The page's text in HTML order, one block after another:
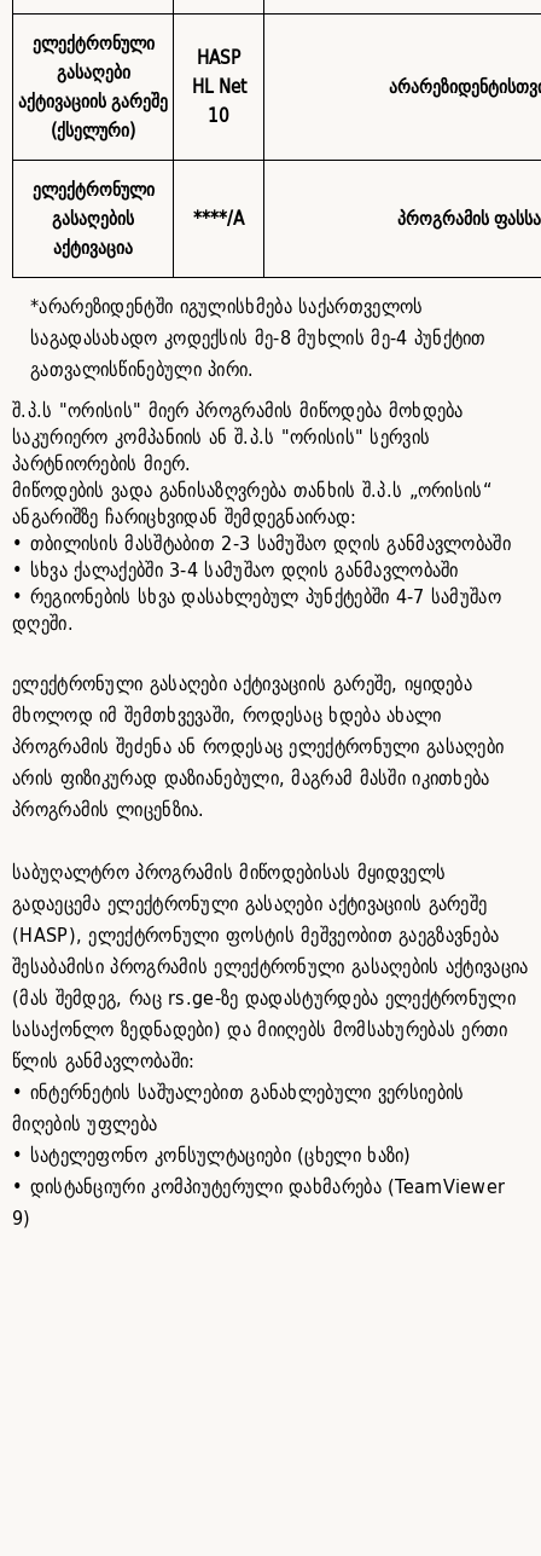
ელექტრონული
გასაღები
აქტივაციის გარეშე
(ქსელური)
HASP
HL Net
10
ელექტრონული
გასაღების
აქტივაცია
****/A პროგრამის
*არარეზიდენტში იგულისხმება საქართველოს
საგადასახადო კოდექსის მე-8 მუხლის მე-4 პუნქტით
გათვალისწინებული პირი.
შ.პ.ს "ორისის" მიერ პროგრამის მიწოდება მოხდება
საკურიერო კომპანიის ან შ.პ.ს "ორისის" სერვის
პარტნიორების მიერ.
მიწოდების ვადა განისაზღვრება თანხის შ.პ.ს „ორისის“
ანგარიშზე ჩარიცხვიდან შემდეგნაირად:
• თბილისის მასშტაბით 2-3 სამუშაო დღის განმავლობაში
• სხვა ქალაქებში 3-4 სამუშაო დღის განმავლობაში
• რეგიონების სხვა დასახლებულ პუნქტებში 4-7 სამუშაო
დღეში.
ელექტრონული გასაღები აქტივაციის გარეშე, იყიდება
მხოლოდ იმ შემთხვევაში, როდესაც ხდება ახალი
პროგრამის შეძენა ან როდესაც ელექტრონული გასაღები
არის ფიზიკურად დაზიანებული, მაგრამ მასში იკითხება
პროგრამის ლიცენზია.
საბუღალტრო პროგრამის მიწოდებისას მყიდველს
გადაეცემა ელექტრონული გასაღები აქტივაციის გარეშე
(HASP), ელექტრონული ფოსტის მეშვეობით გაეგზავნება
შესაბამისი პროგრამის ელექტრონული გასაღების აქტივაცია
(მას შემდეგ, რაც rs.ge-ზე დადასტურდება ელექტრონული
სასაქონლო ზედნადები) და მიიღებს მომსახურებას ერთი
წლის განმავლობაში:
• ინტერნეტის საშუალებით განახლებული ვერსიების
მიღების უფლება
• სატელეფონო კონსულტაციები (ცხელი ხაზი)
• დისტანციური კომპიუტერული დახმარება (TeamViewer
9)